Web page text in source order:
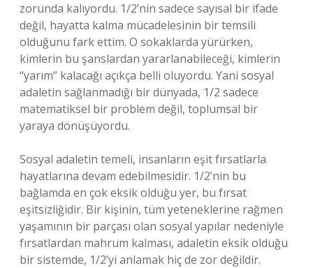
zorunda kalıyordu. 1/2’nin sadece sayısal bir ifade
değil, hayatta kalma mücadelesinin bir temsili
olduğunu fark ettim. O sokaklarda yürürken,
kimlerin bu şanslardan yararlanabileceği, kimlerin
“yarım” kalacağı açıkça belli oluyordu. Yani sosyal
adaletin sağlanmadığı bir dünyada, 1/2 sadece
matematiksel bir problem değil, toplumsal bir
yaraya dönüşüyordu.
Sosyal adaletin temeli, insanların eşit fırsatlarla
hayatlarına devam edebilmesidir. 1/2’nin bu
bağlamda en çok eksik olduğu yer, bu fırsat
eşitsizliğidir. Bir kişinin, tüm yeteneklerine rağmen
yaşamının bir parçası olan sosyal yapılar nedeniyle
fırsatlardan mahrum kalması, adaletin eksik olduğu
bir sistemde, 1/2’yi anlamak hiç de zor değildir.